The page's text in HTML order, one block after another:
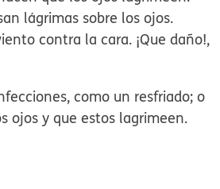
lágrimas sobre los ojos.
contra la cara. ¡Que daño!,
como un resfriado; o
ojos y que estos lagrimeen.